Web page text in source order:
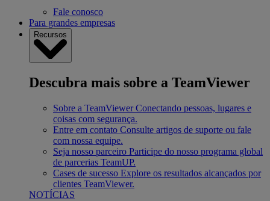
Fale conosco
Para grandes empresas
Recursos
Descubra mais sobre a TeamViewer
Sobre a TeamViewer Conectando pessoas, lugares e
coisas com segurança.
Entre em contato Consulte artigos de suporte ou fale
com nossa equipe.
Seja nosso parceiro Participe do nosso programa global
de parcerias TeamUP.
Cases de sucesso Explore os resultados alcançados por
clientes TeamViewer.
NOTÍCIAS